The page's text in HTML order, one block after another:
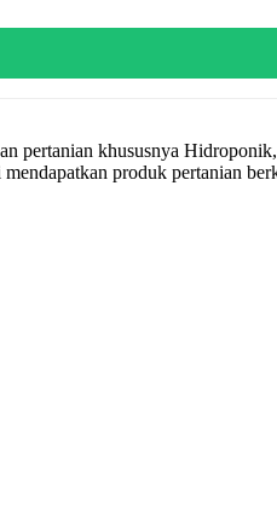
pertanian khususnya
produk pertanian